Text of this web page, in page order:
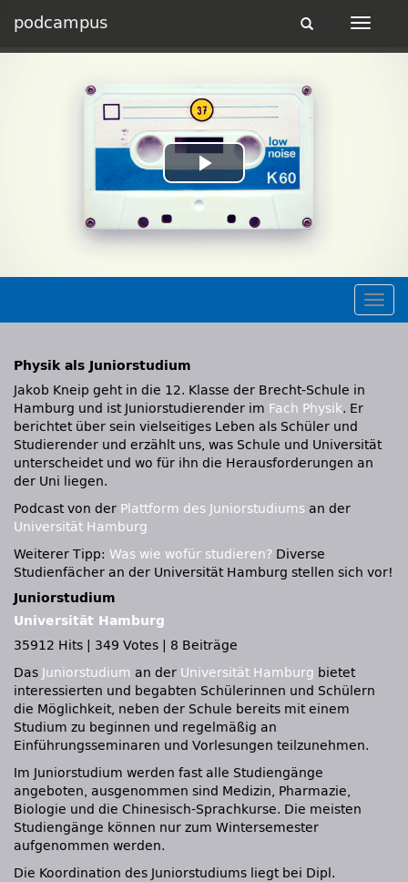
podcampus
Toggle
Toggle
Play
Video
Physik als Juniorstudium
Jakob Kneip geht in die 12. Klasse der Brecht-Schule in
Hamburg und ist Juniorstudierender im Fach Physik. Er
berichtet über sein vielseitiges Leben als Schüler und
Studierender und erzählt uns, was Schule und Universität
unterscheidet und wo für ihn die Herausforderungen an
der Uni liegen.
Podcast von der Plattform des Juniorstudiums an der
Universität Hamburg
Weiterer Tipp: Was wie wofür studieren? Diverse
Studienfächer an der Universität Hamburg stellen sich vor!
Juniorstudium
Universität Hamburg
35912 Hits
349 Votes
8 Beiträge
Das Juniorstudium an der Universität Hamburg bietet
interessierten und begabten Schülerinnen und Schülern
die Möglichkeit, neben der Schule bereits mit einem
Studium zu beginnen und regelmäßig an
Einführungsseminaren und Vorlesungen teilzunehmen.
Im Juniorstudium werden fast alle Studiengänge
angeboten, ausgenommen sind Medizin, Pharmazie,
Biologie und die Chinesisch-Sprachkurse. Die meisten
Studiengänge können nur zum Wintersemester
aufgenommen werden.
Die Koordination des Juniorstudiums liegt bei Dipl.